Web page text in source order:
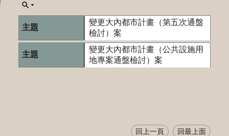
變更大內都市計畫（第五次通盤
檢討）案
變更大內都市計畫（公共設施用
地專案通盤檢討）案
回上一頁 回最上面